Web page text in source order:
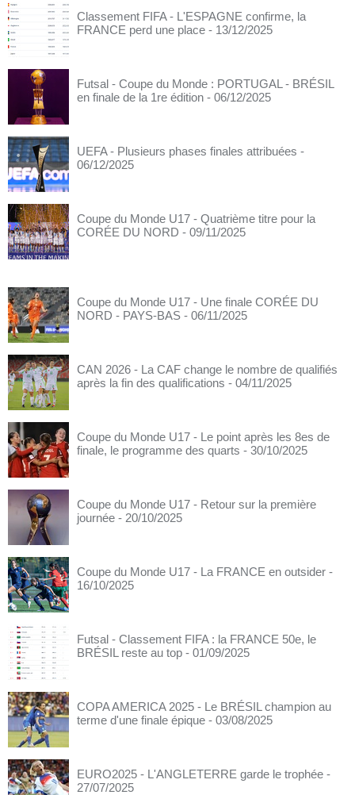
Classement FIFA - L'ESPAGNE confirme, la
FRANCE perd une place - 13/12/2025
Futsal - Coupe du Monde : PORTUGAL - BRÉSIL
en finale de la 1re édition - 06/12/2025
UEFA - Plusieurs phases finales attribuées -
06/12/2025
Coupe du Monde U17 - Quatrième titre pour la
CORÉE DU NORD - 09/11/2025
Coupe du Monde U17 - Une finale CORÉE DU
NORD - PAYS-BAS - 06/11/2025
CAN 2026 - La CAF change le nombre de qualifiés
après la fin des qualifications - 04/11/2025
Coupe du Monde U17 - Le point après les 8es de
finale, le programme des quarts - 30/10/2025
Coupe du Monde U17 - Retour sur la première
journée - 20/10/2025
Coupe du Monde U17 - La FRANCE en outsider -
16/10/2025
Futsal - Classement FIFA : la FRANCE 50e, le
BRÉSIL reste au top - 01/09/2025
COPA AMERICA 2025 - Le BRÉSIL champion au
terme d'une finale épique - 03/08/2025
EURO2025 - L'ANGLETERRE garde le trophée -
27/07/2025